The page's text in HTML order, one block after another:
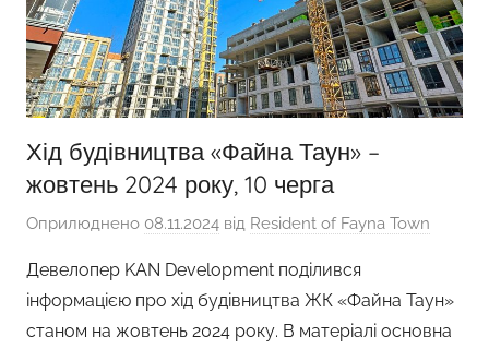
Хід будівництва «Файна Таун» –
жовтень 2024 року, 10 черга
Оприлюднено 08.11.2024 від Resident of Fayna Town
Девелопер KAN Development поділився
інформацією про хід будівництва ЖК «Файна Таун»
станом на жовтень 2024 року. В матеріалі основна